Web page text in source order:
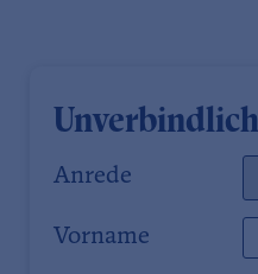
Anrede
Vorname